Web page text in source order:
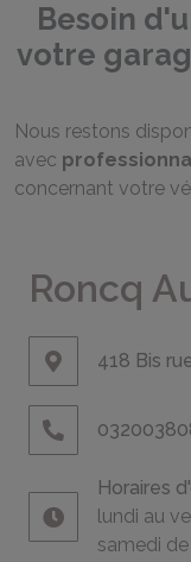
Besoin
votre
Nous restons
avec
concernant votre
Roncq
418 Bis
Horaires
lundi au
samedi de